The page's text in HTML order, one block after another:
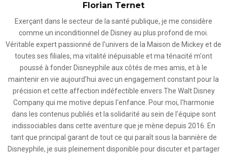
Florian Ternet
Exerçant dans le secteur de la santé publique, je me considère
comme un inconditionnel de Disney au plus profond de moi.
Véritable expert passionné de l'univers de la Maison de Mickey et de
toutes ses filiales, ma vitalité inépuisable et ma ténacité m'ont
poussé à fonder Disneyphile aux côtés de mes amis, et à le
maintenir en vie aujourd'hui avec un engagement constant pour la
précision et cette affection indéfectible envers The Walt Disney
Company qui me motive depuis l'enfance. Pour moi, l'harmonie
dans les contenus publiés et la solidarité au sein de l'équipe sont
indissociables dans cette aventure que je mène depuis 2016. En
tant que principal garant de tout ce qui paraît sous la bannière de
Disneyphile, je suis pleinement disponible pour discuter et partager